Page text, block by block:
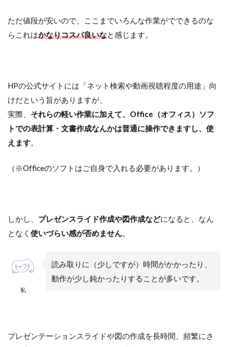
ただ値段が安いので、ここまでいろんな作業がでできるのな
らこれはかなりコスパ良いなと感じます。
HPの公式サイトには「ネット検索や動画視聴程度の用途」向
けだという旨がありますが、
実際、 それらの軽い作業に加えて、Office（オフィス）ソフ
トでの表計算・文書作成なんかは普通に操作できますし、使
えます。
（※Officeのソフトはご自身で入れる必要があります。）
しかし、 プレゼンスライド作成や図作成などになると、なん
となく 使いづらい感が否めません。
私
読み取りに（少しですが）時間がかかったり、
動作が少し鈍かったりすることが多いです。
プレゼンテーションスライドや図の作成を長時間、頻繁にさ